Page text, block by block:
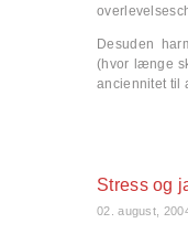
Desuden
(hvor længe
anciennitet til
Stress og
02. august,